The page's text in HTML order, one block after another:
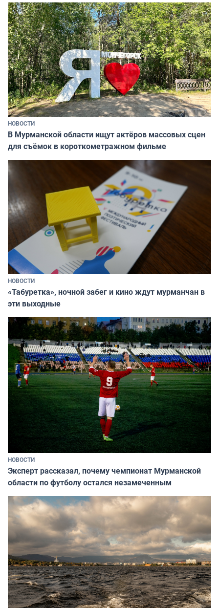
НОВОСТИ
В Мурманской области ищут актёров массовых сцен
для съёмок в короткометражном фильме
НОВОСТИ
«Табуретка», ночной забег и кино ждут мурманчан в
эти выходные
НОВОСТИ
Эксперт рассказал, почему чемпионат Мурманской
области по футболу остался незамеченным